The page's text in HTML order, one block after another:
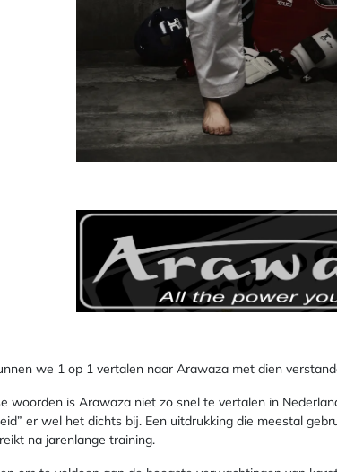
we 1 op 1 vertalen naar Arawaza met dien
woorden is Arawaza niet zo snel te vertalen in
er wel het dichts bij. Een uitdrukking die meestal
na jarenlange training.